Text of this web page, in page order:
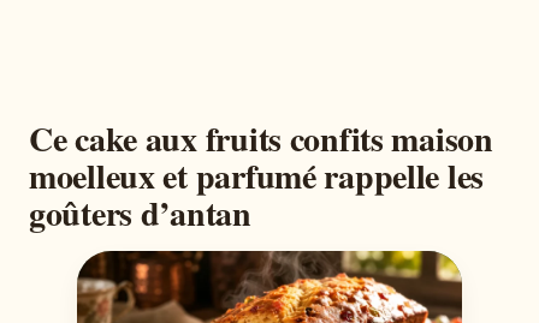
Ce cake aux fruits confits maison
moelleux et parfumé rappelle les
goûters d’antan